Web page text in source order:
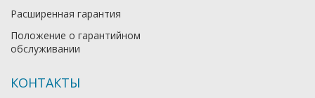
Расширенная гарантия
Положение о гарантийном
обслуживании
КОНТАКТЫ